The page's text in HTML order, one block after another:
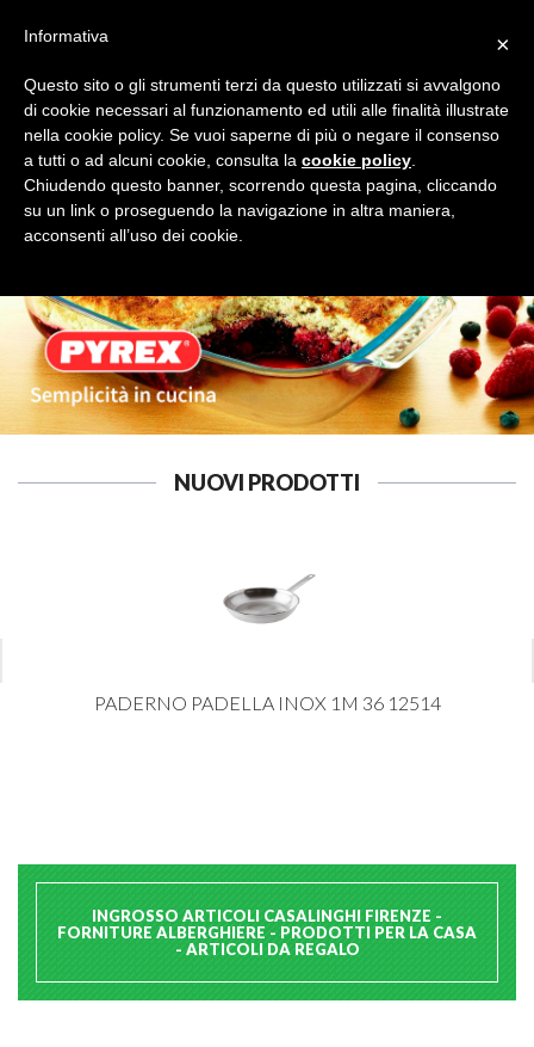
ACCESSORI CUCINA Cerca
NUOVI PRODOTTI
PADERNO PADELLA INOX 1M 36 12514
INGROSSO ARTICOLI CASALINGHI FIRENZE -
FORNITURE ALBERGHIERE - PRODOTTI PER LA CASA
- ARTICOLI DA REGALO
×
Informativa
Questo sito o gli strumenti terzi da questo utilizzati si avvalgono
di cookie necessari al funzionamento ed utili alle finalità illustrate
nella cookie policy. Se vuoi saperne di più o negare il consenso
a tutti o ad alcuni cookie, consulta la cookie policy
Chiudendo questo banner, scorrendo questa pagina, cliccando
su un link o proseguendo la navigazione in altra maniera,
acconsenti all’uso dei cookie.